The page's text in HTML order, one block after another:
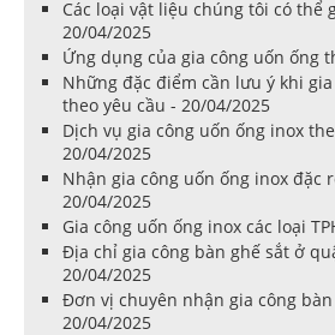
Các loại vật liệu chúng tôi có thể
20/04/2025
Ứng dụng của gia công uốn ống
Những đặc điểm cần lưu ý khi
theo yêu cầu - 20/04/2025
Dịch vụ gia công uốn ống inox
20/04/2025
Nhận gia công uốn ống inox đặc
20/04/2025
Gia công uốn ống inox các loại
Địa chỉ gia công bàn ghế sắt ở
20/04/2025
Đơn vị chuyên nhận gia công
20/04/2025